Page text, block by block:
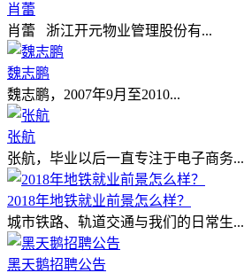
肖蕾
肖蕾 浙江开元物业管理股份有...
魏志鹏
魏志鹏，2007年9月至2010...
张航
张航，毕业以后一直专注于电子商务...
2018年地铁就业前景怎么样？
城市铁路、轨道交通与我们的日常生...
黑天鹅招聘公告